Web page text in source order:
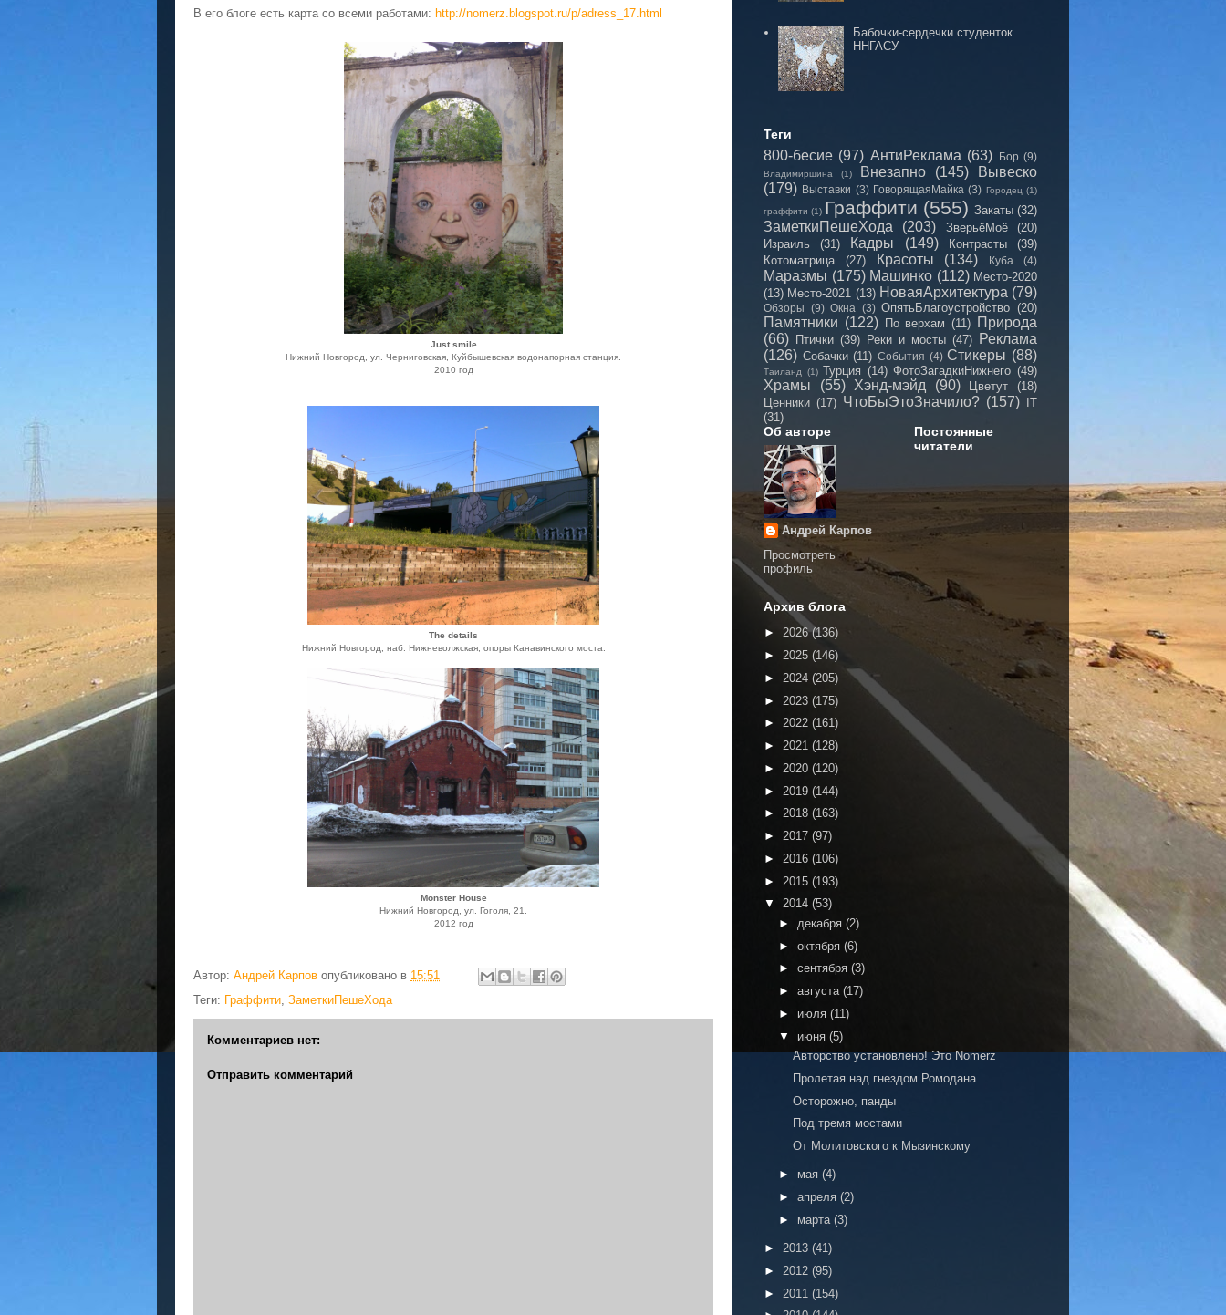
В его блоге есть карта со всеми работами: http://nomerz.blogspot.ru/p/adress_17.html
Just smile
Нижний Новгород, ул. Черниговская, Куйбышевская водонапорная станция.
2010 год
The details
Нижний Новгород, наб. Нижневолжская, опоры Канавинского моста.
Monster House
Нижний Новгород, ул. Гоголя, 21.
2012 год
Автор: Андрей Карпов опубликовано в 15:51
Теги: Граффити, ЗаметкиПешеХода
Комментариев нет:
Отправить комментарий
Бабочки-сердечки студенток
ННГАСУ
Теги
800-бесие (97) АнтиРеклама (63) Бор (9)
Владимирщина (1) Внезапно (145)
Вывеско
(179) Выставки (3) ГоворящаяМайка (3) Городец (1)
граффити (1) Граффити (555) Закаты (32)
ЗаметкиПешеХода (203) ЗверьёМоё
(20)
Израиль
(31) Кадры (149) Контрасты
(39)
Котоматрица
(27) Красоты (134) Куба (4)
Маразмы (175) Машинко (112) Место-2020
(13) Место-2021 (13) НоваяАрхитектура (79)
Обзоры (9) Окна (3) ОпятьБлагоустройство (20)
Памятники (122) По верхам (11) Природа
(66) Птички (39) Реки и мосты (47) Реклама
(126) Собачки (11) События (4) Стикеры (88)
Таиланд (1) Турция (14) ФотоЗагадкиНижнего (49)
Храмы (55) Хэнд-мэйд (90) Цветут
(18)
Ценники (17) ЧтоБыЭтоЗначило? (157)
IT
(31)
Об авторе
Андрей Карпов
Просмотреть
профиль
Постоянные
читатели
Архив блога
► 2026(136)
► 2025 (146)
► 2024 (205)
► 2023 (175)
► 2022 (161)
► 2021 (128)
► 2020 (120)
► 2019 (144)
► 2018 (163)
► 2017 (97)
► 2016 (106)
► 2015 (193)
▼ 2014 (53)
► декабря (2)
► октября (6)
► сентября (3)
► августа (17)
► июля (11)
▼ июня (5)
Авторство установлено! Это Nomerz
Пролетая над гнездом Ромодана
Осторожно, панды
Под тремя мостами
От Молитовского к Мызинскому
► мая (4)
► апреля (2)
► марта (3)
► 2013 (41)
► 2012 (95)
► 2011 (154)